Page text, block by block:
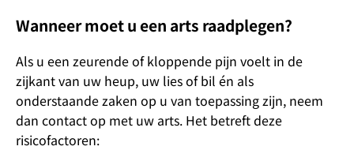
Wanneer moet u een arts raadplegen?
Als u een zeurende of kloppende pijn voelt in de
zijkant van uw heup, uw lies of bil én als
onderstaande zaken op u van toepassing zijn, neem
dan contact op met uw arts. Het betreft deze
risicofactoren: